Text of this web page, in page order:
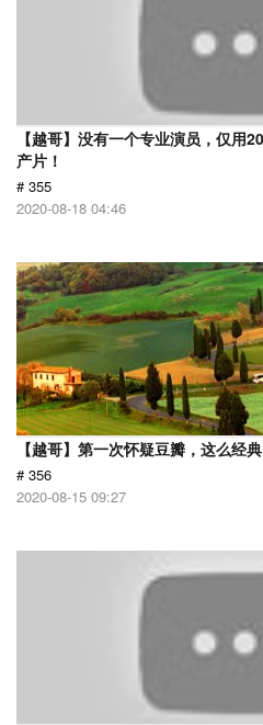
【越哥】没有一个专业演员，仅用
产片！
# 355
2020-08-18 04:46
【越哥】第一次怀疑豆瓣，这么经
# 356
2020-08-15 09:27